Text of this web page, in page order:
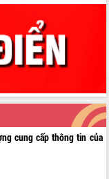
cung cấp thông tin của